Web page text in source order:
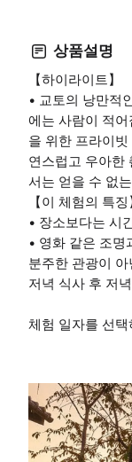
상품설명
【하이라이트】
• 교토의 낭만적
에는 사람이 적
을 위한 프라이
연스럽고 우아한
서는 얻을 수 없
【이 체험의 특징
• 장소보다는 시
• 영화 같은 조
분주한 관광이
저녁 식사 후 저
체험 일자를 선택